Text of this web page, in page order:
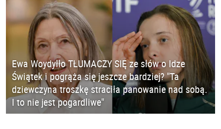
Ewa Woydyłło TŁUMACZY SIĘ ze słów o Idze
Świątek i pogrąża się jeszcze bardziej? "Ta
dziewczyna troszkę straciła panowanie nad sobą.
I to nie jest pogardliwe"